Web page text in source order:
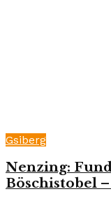
Gsiberg
Nenzing:
Böschistobel